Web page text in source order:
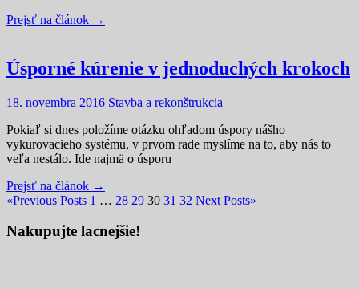
Prejsť na článok →
Úsporné kúrenie v jednoduchých krokoch
18. novembra 2016 Stavba a rekonštrukcia
Pokiaľ si dnes položíme otázku ohľadom úspory nášho
vykurovacieho systému, v prvom rade myslíme na to, aby nás to
veľa nestálo. Ide najmä o úsporu
Prejsť na článok →
«Previous Posts 1 … 28 29 30 31 32 Next Posts»
Nakupujte lacnejšie!